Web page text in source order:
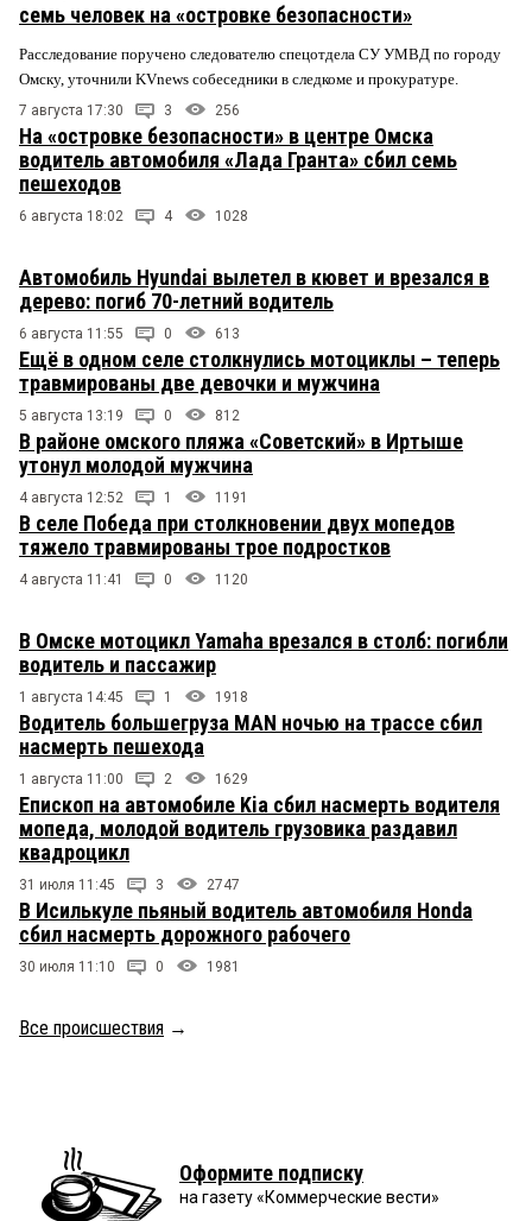
семь человек на «островке безопасности»
Расследование поручено следователю спецотдела СУ УМВД по городу
Омску, уточнили KVnews собеседники в следкоме и прокуратуре.
7 августа 17:30 3 256
На «островке безопасности» в центре Омска
водитель автомобиля «Лада Гранта» сбил семь
пешеходов
6 августа 18:02 4 1028
Автомобиль Hyundai вылетел в кювет и врезался в
дерево: погиб 70-летний водитель
6 августа 11:55 0 613
Ещё в одном селе столкнулись мотоциклы – теперь
травмированы две девочки и мужчина
5 августа 13:19 0 812
В районе омского пляжа «Советский» в Иртыше
утонул молодой мужчина
4 августа 12:52 1 1191
В селе Победа при столкновении двух мопедов
тяжело травмированы трое подростков
4 августа 11:41 0 1120
В Омске мотоцикл Yamaha врезался в столб: погибли
водитель и пассажир
1 августа 14:45 1 1918
Водитель большегруза MAN ночью на трассе сбил
насмерть пешехода
1 августа 11:00 2 1629
Епископ на автомобиле Kia сбил насмерть водителя
мопеда, молодой водитель грузовика раздавил
квадроцикл
31 июля 11:45 3 2747
В Исилькуле пьяный водитель автомобиля Honda
сбил насмерть дорожного рабочего
30 июля 11:10 0 1981
Все происшествия →
Оформите подписку
на газету «Коммерческие вести»